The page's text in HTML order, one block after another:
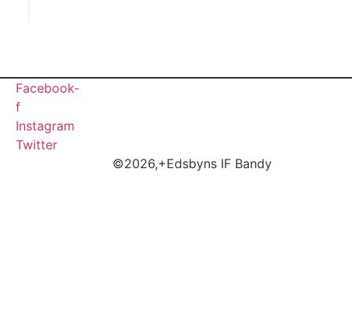
Facebook-
f
Instagram
Twitter
©2026,+Edsbyns IF Bandy